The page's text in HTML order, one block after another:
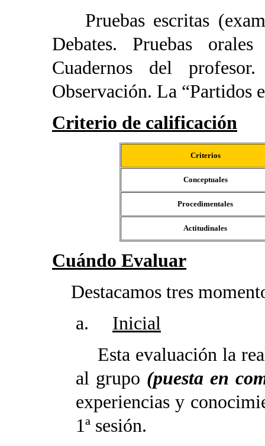
Pruebas escritas
Debates. Pruebas
Cuadernos del
Observación. La “Partidos
Criterio de calificación
Criterios
Conceptuales
Procedimentales
Actitudinales
Cuándo Evaluar
Destacamos tres
a. Inicial
Esta evaluación la
al grupo (puesta en
experiencias y
1ª sesión.